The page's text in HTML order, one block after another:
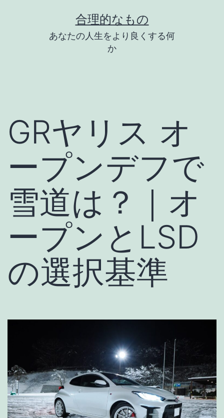
合理的なもの
あなたの人生をより良くする何
か
GRヤリス オ
ープンデフで
雪道は？｜オ
ープンとLSD
の選択基準